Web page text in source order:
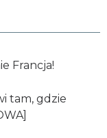
Francja!
tam, gdzie